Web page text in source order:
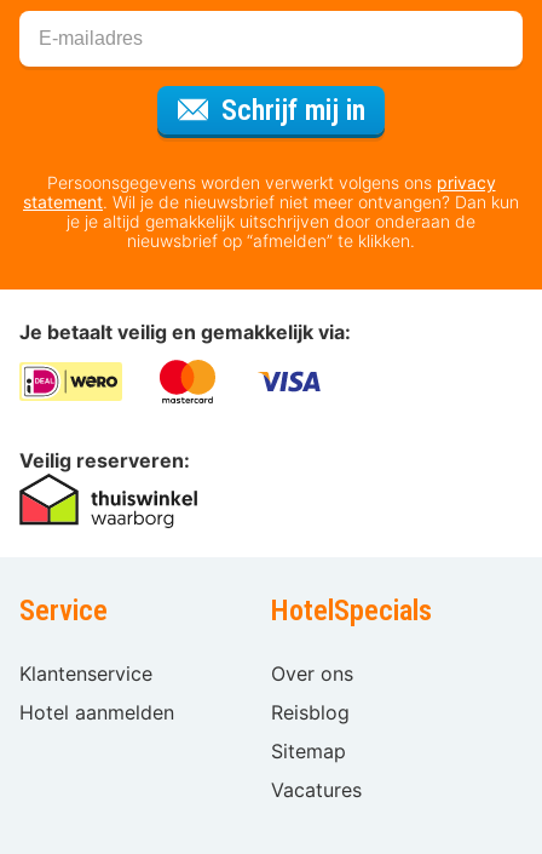
Schrijf mij in
Persoonsgegevens worden verwerkt volgens ons privacy
statement. Wil je de nieuwsbrief niet meer ontvangen? Dan kun
je je altijd gemakkelijk uitschrijven door onderaan de
nieuwsbrief op “afmelden” te klikken.
Je betaalt veilig en gemakkelijk via:
Veilig reserveren:
Service
Klantenservice
Hotel aanmelden
HotelSpecials
Over ons
Reisblog
Sitemap
Vacatures